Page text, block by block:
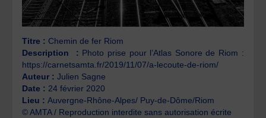
Titre : Chemin de fer Riom
Description
: Photo prise pour l’Atlas Sonore de Riom :
https://carnetsamta.fr/2019/11/07/a-lecoute-de-riom/
Auteur : Julien Sagne
Date : 24 février 2020
Lieu :Auvergne-Rhône-Alpes/ Puy-de-Dôme/Riom
© AMTA / Reproduction interdite sans autorisation écrite